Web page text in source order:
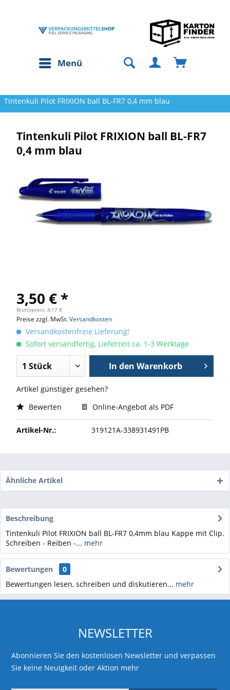
Menü
Tintenkuli Pilot FRIXION ball BL-FR7 0,4 mm blau
Tintenkuli Pilot FRIXION ball BL-FR7
0,4 mm blau
3,50 € *
Bruttopreis: 4,17 €
Preise zzgl. MwSt.Versandkosten
Versandkostenfreie Lieferung!
Sofort versandfertig, Lieferzeit ca. 1-3 Werktage
In den Warenkorb
Artikel günstiger gesehen?
Bewerten
Online-Angebot als PDF
Artikel-Nr.: 319121A-338931491PB
Ähnliche Artikel
Beschreibung
Tintenkuli Pilot FRIXION ball BL-FR7 0,4mm blau Kappe mit Clip.
Schreiben - Reiben -... mehr
Bewertungen
0
Bewertungen lesen, schreiben und diskutieren... mehr
NEWSLETTER
Abonnieren Sie den kostenlosen Newsletter und verpassen
Sie keine Neuigkeit oder Aktion mehr